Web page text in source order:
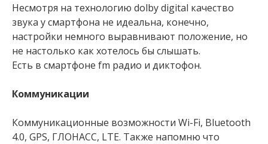
Несмотря на технологию dolby digital качество
звука у смартфона не идеальна, конечно,
настройки немного выравнивают положение, но
не настолько как хотелось бы слышать.
Есть в смартфоне fm радио и диктофон.
Коммуникации
Коммуникационные возможности Wi-Fi, Bluetooth
4.0, GPS, ГЛОНАСС, LTE. Также напомню что